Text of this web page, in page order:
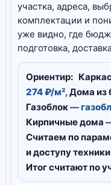
участка, адреса,
комплектации и
уже видно, где
подготовка,
Ориентир:
274 ₽/м²,Дома из
Газоблок—
Кирпичные дома
Считаем по
и доступу
Итог считают по